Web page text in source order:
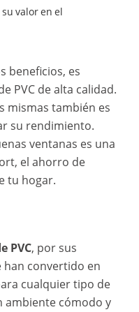
valor en el
beneficios, es
PVC de alta calidad.
mismas también es
su rendimiento.
ventanas es una
el ahorro de
tu hogar.
PVC, por sus
han convertido en
cualquier tipo de
ambiente cómodo y